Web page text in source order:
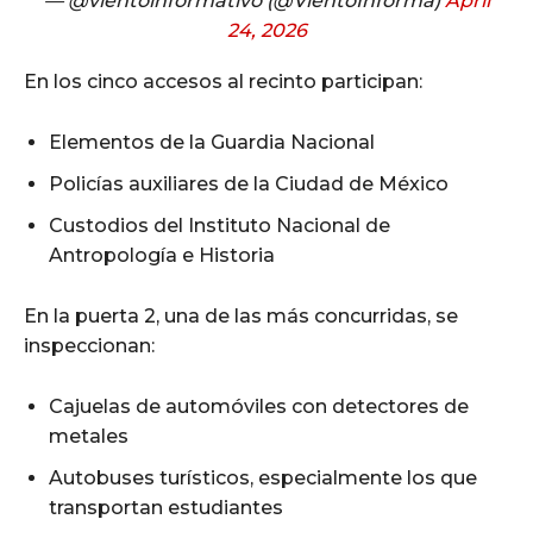
24, 2026
En los cinco accesos al recinto participan:
Elementos de la Guardia Nacional
Policías auxiliares de la Ciudad de México
Custodios del Instituto Nacional de
Antropología e Historia
En la puerta 2, una de las más concurridas, se
inspeccionan:
Cajuelas de automóviles con detectores de
metales
Autobuses turísticos, especialmente los que
transportan estudiantes